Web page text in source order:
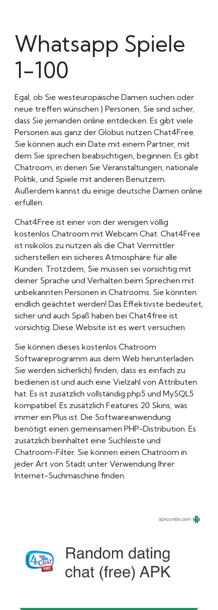
Whatsapp Spiele
1-100
Egal, ob Sie westeuropäische Damen suchen oder
neue treffen wünschen } Personen, Sie sind sicher,
dass Sie jemanden online entdecken. Es gibt viele
Personen aus ganz der Globus nutzen Chat4Free.
Sie können auch ein Date mit einem Partner, mit
dem Sie sprechen beabsichtigen, beginnen. Es gibt
Chatroom, in denen Sie Veranstaltungen, nationale
Politik, und Spiele mit anderen Benutzern.
Außerdem kannst du einige deutsche Damen online
erfüllen.
Chat4Free ist einer von der wenigen völlig
kostenlos Chatroom mit Webcam Chat. Chat4Free
ist risikolos zu nutzen als die Chat Vermittler
sicherstellen ein sicheres Atmosphäre für alle
Kunden. Trotzdem, Sie müssen sei vorsichtig mit
deiner Sprache und Verhalten beim Sprechen mit
unbekannten Personen in Chatrooms. Sie könnten
endlich geächtet werden! Das Effektivste bedeutet,
sicher und auch Spaß haben bei Chat4free ist
vorsichtig. Diese Website ist es wert versuchen.
Sie können dieses kostenlos Chatroom
Softwareprogramm aus dem Web herunterladen.
Sie werden sicherlich} finden, dass es einfach zu
bedienen ist und auch eine Vielzahl von Attributen
hat. Es ist zusätzlich vollständig php5 und MySQL5
kompatibel. Es zusätzlich Features 20 Skins, was
immer ein Plus ist. Die Softwareanwendung
benötigt einen gemeinsamen PHP-Distribution. Es
zusätzlich beinhaltet eine Suchleiste und
Chatroom-Filter. Sie können einen Chatroom in
jeder Art von Stadt unter Verwendung Ihrer
Internet-Suchmaschine finden.